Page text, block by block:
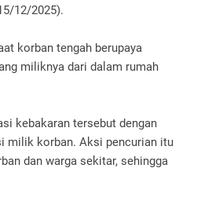
12/2025).
korban tengah berupaya
miliknya dari dalam rumah
kebakaran tersebut dengan
milik korban. Aksi pencurian itu
dan warga sekitar, sehingga